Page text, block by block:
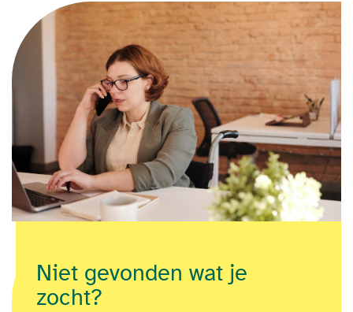
Niet gevonden wat je
zocht?